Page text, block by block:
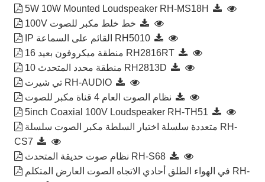
5W 10W Mounted Loudspeaker RH-MS18H
100V خط خلط مكبر للصوت
IP القائم على السماعة RH5010
16 منطقة ميكروفون بعيد RH2816RT
10 منطقة محدد المتحدث RH2813D
تي شيرت RH-AUDIO
نظام الصوت العام 4 قناة مكبر للصوت
5inch Coaxial 100V Loudspeaker RH-TH51
متعددة سلسلة اختيار السلطة مكبر الصوت سلسلة RH-
CS7
نظام صوت حديقة المتحدث RH-S68
في الهواء الطلق أحادي الاتجاه الصوت العارض المتكلم RH-